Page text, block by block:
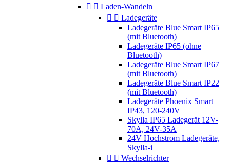
  Laden-Wandeln
  Ladegeräte
Ladegeräte Blue Smart IP65
(mit Bluetooth)
Ladegeräte IP65 (ohne
Bluetooth)
Ladegeräte Blue Smart IP67
(mit Bluetooth)
Ladegeräte Blue Smart IP22
(mit Bluetooth)
Ladegeräte Phoenix Smart
IP43, 120-240V
Skylla IP65 Ladegerät 12V-
70A, 24V-35A
24V Hochstrom Ladegeräte,
Skylla-i
  Wechselrichter